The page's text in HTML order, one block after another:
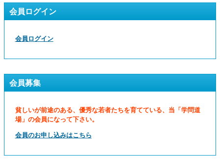
会員ログイン
会員ログイン
会員募集
貧しいが前途のある、優秀な若者たちを育てている、当「学問道
場」の会員になって下さい。
会員のお申し込みはこちら